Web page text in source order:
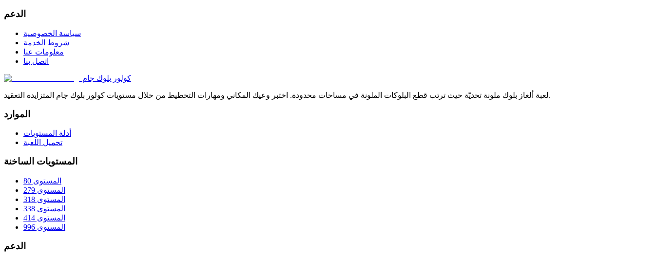
الدعم
سياسة الخصوصية
شروط الخدمة
معلومات عنا
اتصل بنا
كولور بلوك جام
لعبة ألغاز بلوك ملونة تحديّة حيث ترتب قطع البلوكات الملونة في مساحات محدودة. اختبر وعيك المكاني ومهارات التخطيط من خلال مستويات كولور بلوك جام المتزايدة التعقيد.
الموارد
أدلة المستويات
تحميل اللعبة
المستويات الساخنة
المستوى 80
المستوى 279
المستوى 318
المستوى 338
المستوى 414
المستوى 996
الدعم